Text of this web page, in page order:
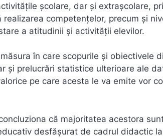
şcolare, dar şi extraşcolare,
competențelor, precum şi
a atitudinii şi activităţii elevilor.
în care scopurile şi obiectivele
și prelucrări statistice ulterioare ale
pe care acesta le va emite vor
că majoritatea acestora
desfăşurat de cadrul didactic